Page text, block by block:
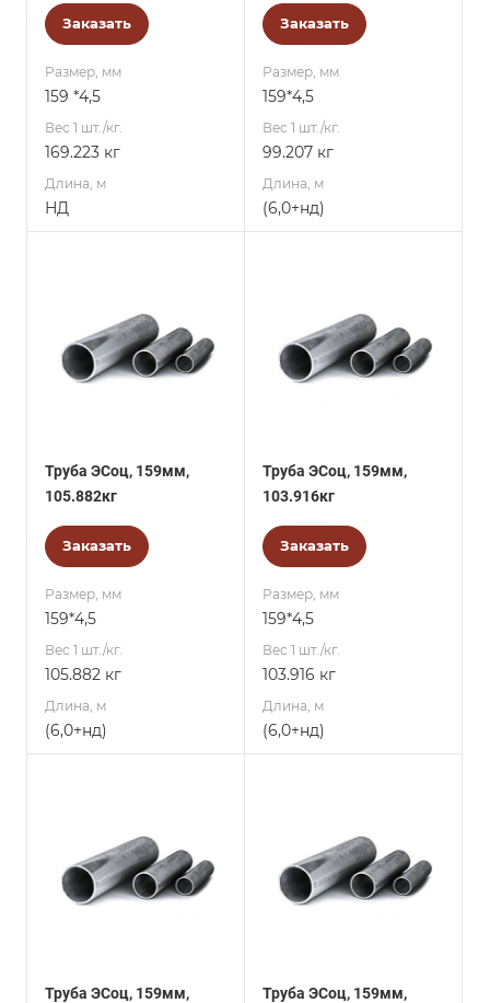
Заказать
Размер, мм
159 *4,5
Вес 1 шт./кг.
169.223 кг
Длина, м
НД
Заказать
Размер, мм
159*4,5
Вес 1 шт./кг.
99.207 кг
Длина, м
(6,0+нд)
Труба ЭСоц, 159мм,
105.882кг
Заказать
Размер, мм
159*4,5
Вес 1 шт./кг.
105.882 кг
Длина, м
(6,0+нд)
Труба ЭСоц, 159мм,
103.916кг
Заказать
Размер, мм
159*4,5
Вес 1 шт./кг.
103.916 кг
Длина, м
(6,0+нд)
Труба ЭСоц, 159мм,
Труба ЭСоц, 159мм,